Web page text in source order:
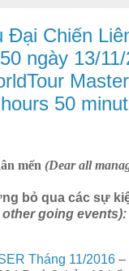
Đại Chiến
ngày 13/
50
mến (Dear all
bỏ qua các sự
other going events):
Tháng 11/2016 –